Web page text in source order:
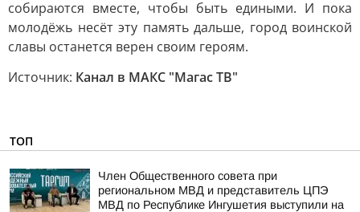
собираются вместе, чтобы быть едиными. И пока
молодёжь несёт эту память дальше, город воинской
славы останется верен своим героям.
Источник: Канал в МАКС "Магас ТВ"
ТОП
Член Общественного совета при
региональном МВД и представитель ЦПЭ
МВД по Республике Ингушетия выступили на